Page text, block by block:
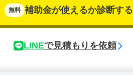
無料 補助金が使えるか診断する
LINEで見積もりを依頼